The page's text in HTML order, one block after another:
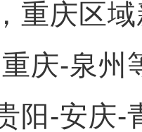
重庆区
庆-泉州
阳-安庆-